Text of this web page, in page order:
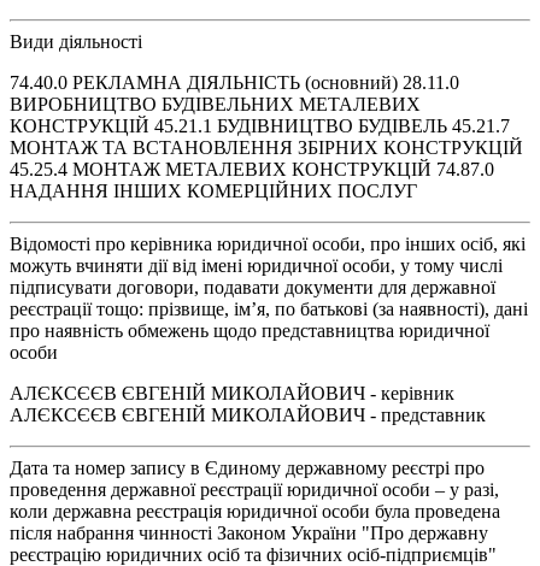
Види діяльності
74.40.0 РЕКЛАМНА ДІЯЛЬНІСТЬ (основний) 28.11.0
ВИРОБНИЦТВО БУДІВЕЛЬНИХ МЕТАЛЕВИХ
КОНСТРУКЦІЙ 45.21.1 БУДІВНИЦТВО БУДІВЕЛЬ 45.21.7
МОНТАЖ ТА ВСТАНОВЛЕННЯ ЗБІРНИХ КОНСТРУКЦІЙ
45.25.4 МОНТАЖ МЕТАЛЕВИХ КОНСТРУКЦІЙ 74.87.0
НАДАННЯ ІНШИХ КОМЕРЦІЙНИХ ПОСЛУГ
Відомості про керівника юридичної особи, про інших осіб, які
можуть вчиняти дії від імені юридичної особи, у тому числі
підписувати договори, подавати документи для державної
реєстрації тощо: прізвище, ім’я, по батькові (за наявності), дані
про наявність обмежень щодо представництва юридичної
особи
АЛЄКСЄЄВ ЄВГЕНІЙ МИКОЛАЙОВИЧ - керівник
АЛЄКСЄЄВ ЄВГЕНІЙ МИКОЛАЙОВИЧ - представник
Дата та номер запису в Єдиному державному реєстрі про
проведення державної реєстрації юридичної особи – у разі,
коли державна реєстрація юридичної особи була проведена
після набрання чинності Законом України "Про державну
реєстрацію юридичних осіб та фізичних осіб-підприємців"